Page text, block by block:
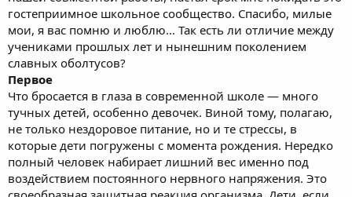
гостеприимное школьное сообщество. Спасибо, милые
мои, я вас помню и люблю… Так есть ли отличие между
учениками прошлых лет и нынешним поколением
славных оболтусов?
Первое
Что бросается в глаза в современной школе — много
тучных детей, особенно девочек. Виной тому, полагаю,
не только нездоровое питание, но и те стрессы, в
которые дети погружены с момента рождения. Нередко
полный человек набирает лишний вес именно под
воздействием постоянного нервного напряжения. Это